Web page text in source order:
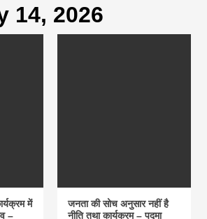
of
14, 2026
में
–
जनता की सोच अनुसार नहीं है
नीति तथा कार्यक्रम – पद्मा